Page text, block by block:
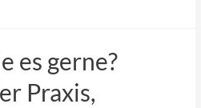
es gerne?
Praxis,